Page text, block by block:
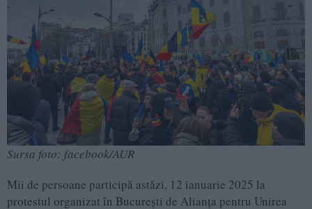
Sursa foto: facebook/AUR
Mii de persoane participă astăzi, 12 ianuarie 2025 la
protestul organizat în Bucureşti de Alianţa pentru Unirea